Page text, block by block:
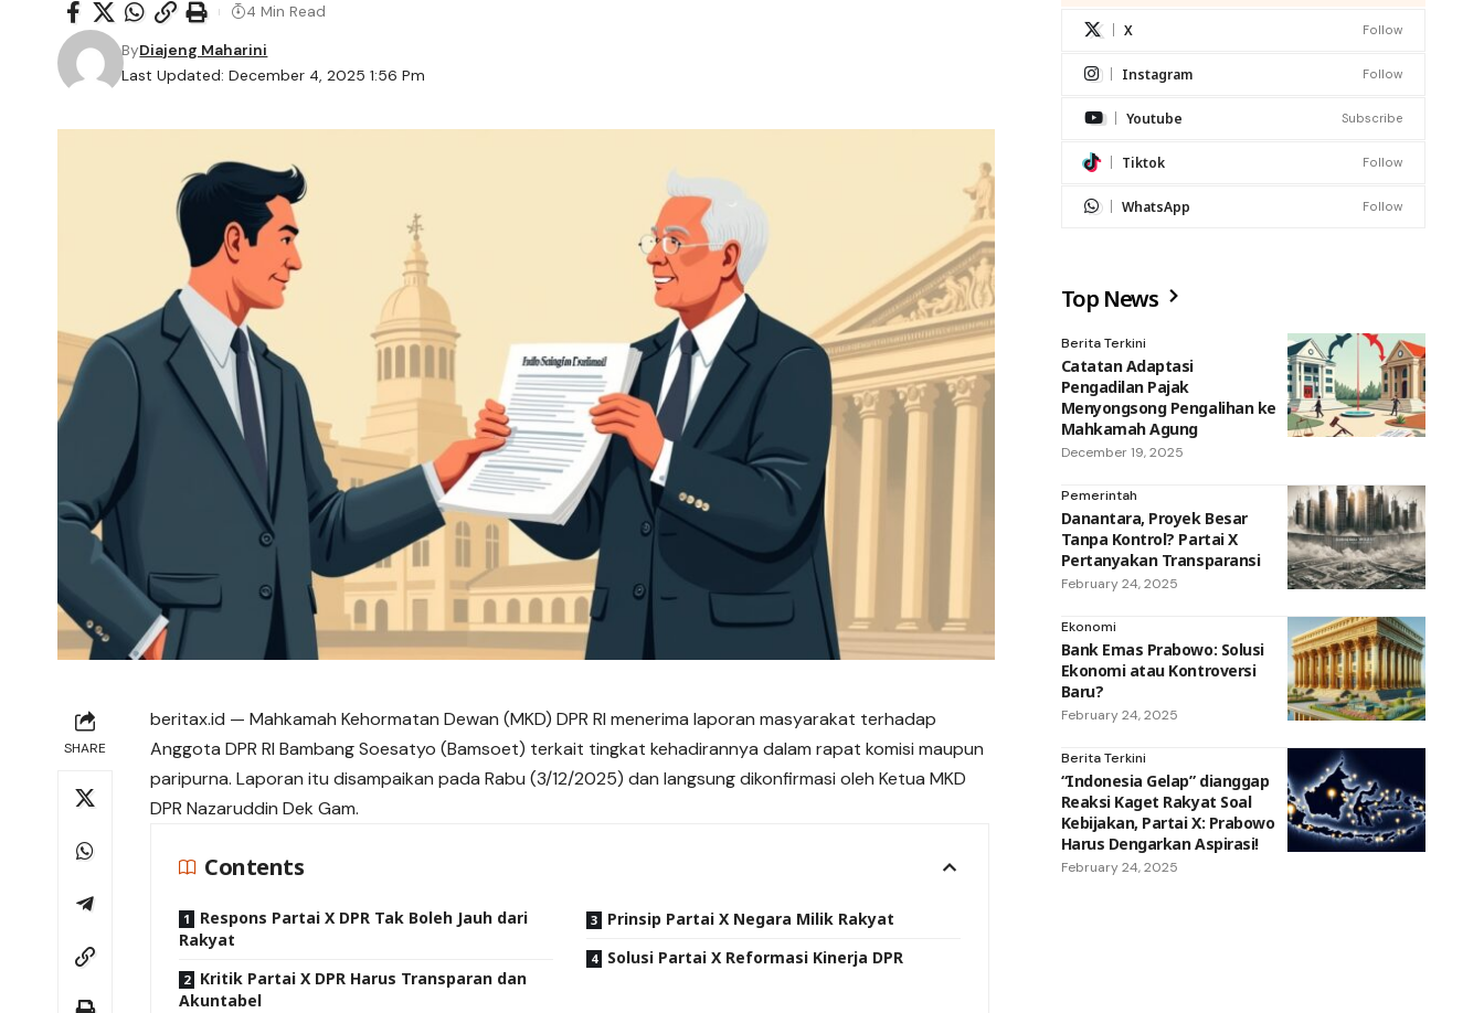
Last Updated: December 4, 2025 1:56 Pm
ByDiajeng Maharini
4 Min Read
SHARE
beritax.id — Mahkamah Kehormatan Dewan (MKD) DPR RI menerima laporan masyarakat terhadap
Anggota DPR RI Bambang Soesatyo (Bamsoet) terkait tingkat kehadirannya dalam rapat komisi maupun
paripurna. Laporan itu disampaikan pada Rabu (3/12/2025) dan langsung dikonfirmasi oleh Ketua MKD
DPR Nazaruddin Dek Gam.
Contents
Respons Partai X DPR Tak Boleh Jauh dari
Rakyat
Kritik Partai X DPR Harus Transparan dan
Akuntabel
Prinsip Partai X Negara Milik Rakyat
Solusi Partai X Reformasi Kinerja DPR
X Follow
Instagram Follow
Youtube Subscribe
Tiktok Follow
WhatsApp Follow
Top News
Berita Terkini
Catatan Adaptasi
Pengadilan Pajak
Menyongsong Pengalihan ke
Mahkamah Agung
December 19, 2025
Pemerintah
Danantara, Proyek Besar
Tanpa Kontrol? Partai X
Pertanyakan Transparansi
February 24, 2025
Ekonomi
Bank Emas Prabowo: Solusi
Ekonomi atau Kontroversi
Baru?
February 24, 2025
Berita Terkini
“Indonesia Gelap” dianggap
Reaksi Kaget Rakyat Soal
Kebijakan, Partai X: Prabowo
Harus Dengarkan Aspirasi!
February 24, 2025